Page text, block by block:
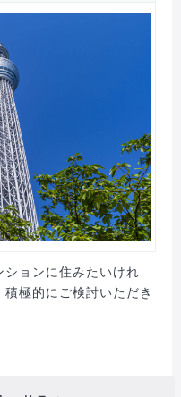
ョンに住みたいけれ
極的にご検討いただき